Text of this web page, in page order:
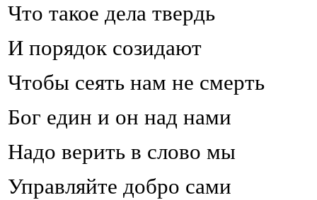
Что такое дела твердь
И порядок созидают
Чтобы сеять нам не смерть
Бог един и он над нами
Надо верить в слово мы
Управляйте добро сами